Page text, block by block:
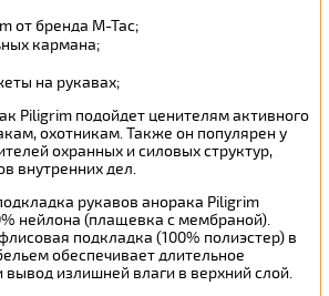
от бренда M-Tac;
кармана;
на рукавах;
Piligrim подойдет ценителям активного
охотникам. Также он популярен у
охранных и силовых структур,
внутренних дел.
рукавов анорака Piligrim
нейлона (плащевка с мембраной).
подкладка (100% полиэстер) в
обеспечивает длительное
вывод излишней влаги в верхний слой.